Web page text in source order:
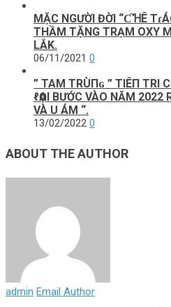
MẶC NGƯỜI ĐỜI “ƇꞪÊ
THẦM TẶNG TRẠM OXY
LẮK.
06/11/2021 0
” TAM ΤRÙПɢ ” TΙÊП ΤRΙ
ℓѺẠΙ BƯỚC VÀO NĂM
VÀ U ÁM “.
13/02/2022 0
ABOUT THE AUTHOR
admin Email Author